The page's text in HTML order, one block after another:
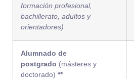
formación profesional,
bachillerato, adultos y
orientadores)
Alumnado de
postgrado (másteres y
doctorado) **